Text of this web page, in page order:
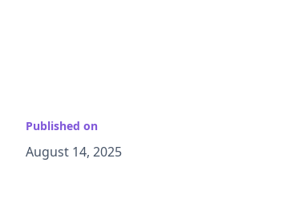
Published on
August 14, 2025